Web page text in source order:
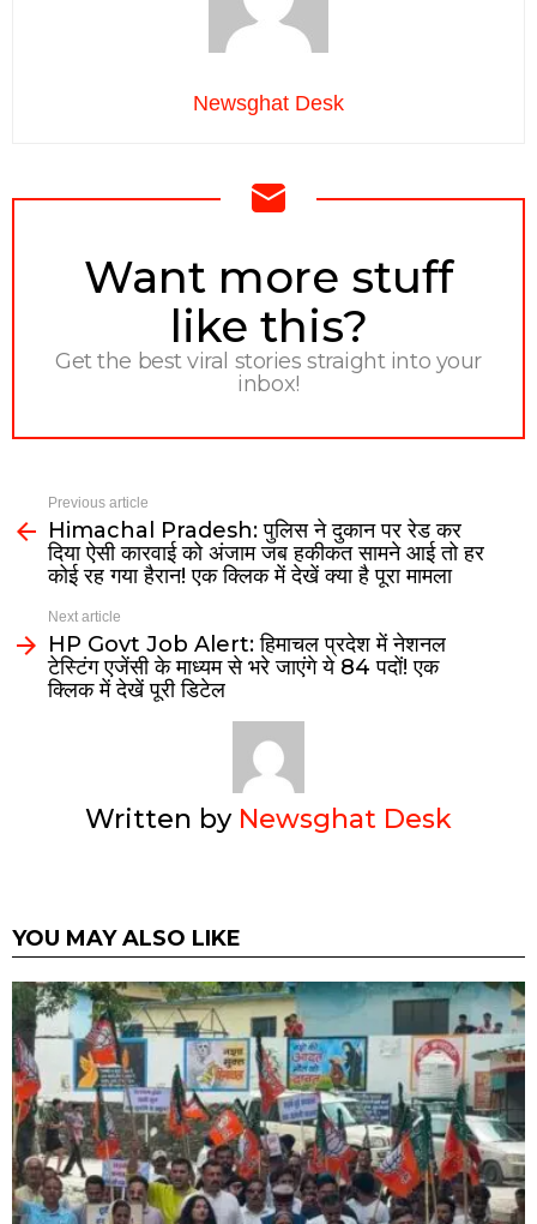
Newsghat Desk
NEWSLETTER
Want more stuff
like this?
Get the best viral stories straight into your
inbox!
Previous article
Himachal Pradesh: पुलिस ने दुकान पर रेड कर
दिया ऐसी कारवाई को अंजाम जब हकीकत सामने आई तो हर
कोई रह गया हैरान! एक क्लिक में देखें क्या है पूरा मामला
Next article
HP Govt Job Alert: हिमाचल प्रदेश में नेशनल
टेस्टिंग एजेंसी के माध्यम से भरे जाएंगे ये 84 पदों! एक
क्लिक में देखें पूरी डिटेल
Written by Newsghat Desk
YOU MAY ALSO LIKE